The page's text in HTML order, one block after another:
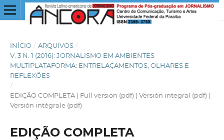
INÍCIO / ARQUIVOS /
V. 3 N. 1 (2016): JORNALISMO EM AMBIENTES
MULTIPLATAFORMA: ENTRELAÇAMENTOS, OLHARES E
REFLEXÕES
/
EDIÇÃO COMPLETA | Full version (pdf) | Versión integral (pdf) |
Versión intégrale (pdf)
EDIÇÃO COMPLETA